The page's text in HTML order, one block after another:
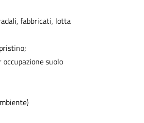
fabbricati, lotta
suolo